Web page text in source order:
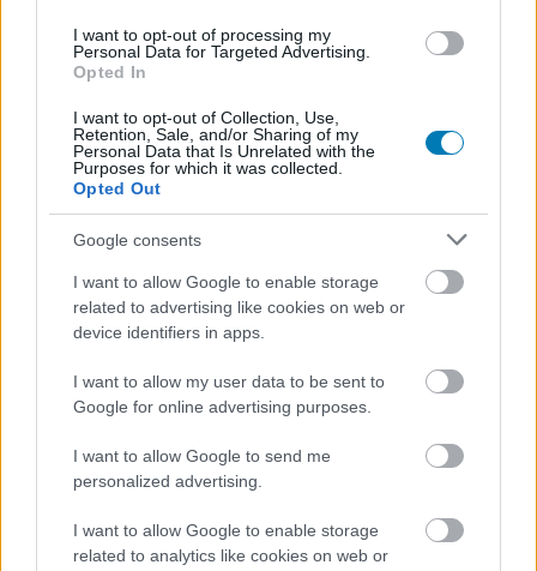
I want to opt-out of processing my
Personal Data for Targeted Advertising.
Opted In
I want to opt-out of Collection, Use,
Retention, Sale, and/or Sharing of my
Personal Data that Is Unrelated with the
Purposes for which it was collected.
Opted Out
Google consents
I want to allow Google to enable storage
related to advertising like cookies on web or
device identifiers in apps.
I want to allow my user data to be sent to
Google for online advertising purposes.
I want to allow Google to send me
personalized advertising.
I want to allow Google to enable storage
related to analytics like cookies on web or
Platformok: PC PlayStation 4 Xbox One
Star Wars Resistance -
megérkezett a legelső trailer
Már nézhető az első kedvcsináló a Disney
vadonatúj animációs sorozatához, ami idén
ősszel debütál.